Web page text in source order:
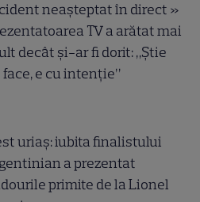
neașteptat în direct »
TV a arătat mai
decât și-ar fi dorit: „Știe
face, e cu intenție”
uriaș: iubita finalistului
a prezentat
primite de la Lionel